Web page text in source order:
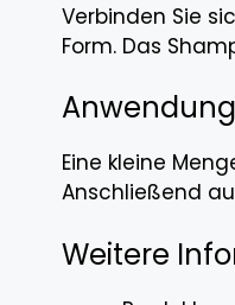
Verbinden Sie
Form. Das
Anwendung
Eine kleine
Anschließend
Weitere